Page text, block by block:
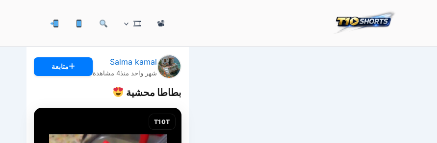
📽
🎞
Salma kamal
شهر واحد منذ4 مشاهدة
متابعة
بطاطا محشية
T10T